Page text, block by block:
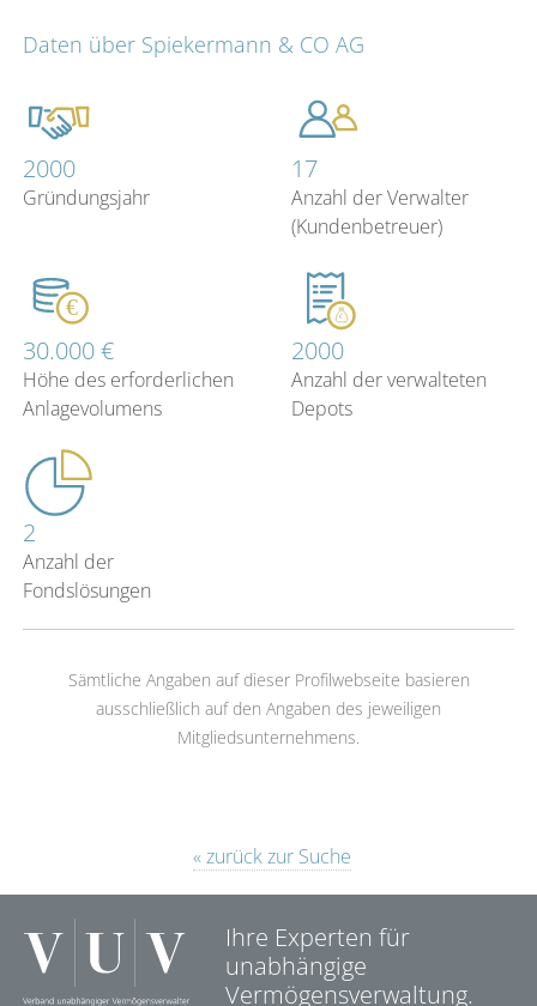
Daten über Spiekermann & CO AG
2000
Gründungsjahr
17
Anzahl der Verwalter
(Kundenbetreuer)
30.000 €
Höhe des erforderlichen
Anlagevolumens
2000
Anzahl der verwalteten
Depots
2
Anzahl der
Fondslösungen
Sämtliche Angaben auf dieser Profilwebseite basieren
ausschließlich auf den Angaben des jeweiligen
Mitgliedsunternehmens.
« zurück zur Suche
Ihre Experten für
unabhängige
Vermögensverwaltung.